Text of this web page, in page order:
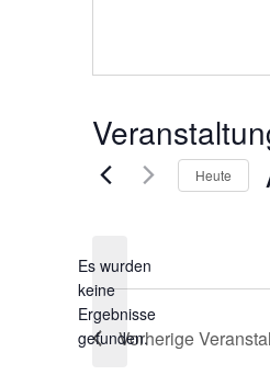
Hinweis
Es wurden
keine
Ergebnisse
gefunden.
Heute
Vorherige